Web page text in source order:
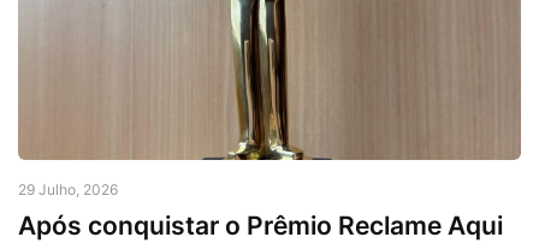
29 Julho, 2026
Após conquistar o Prêmio Reclame Aqui